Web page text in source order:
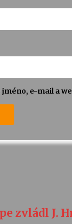
jméno, e-mail a
zvládl J.